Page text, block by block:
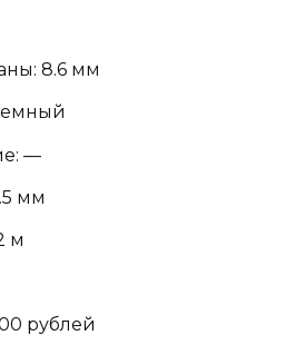
8.6 мм
—
мм
м
рублей